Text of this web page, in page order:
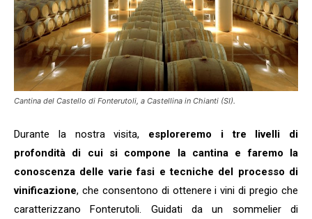
Cantina del Castello di Fonterutoli, a Castellina in Chianti (SI).
Durante la nostra visita, esploreremo i tre livelli di
profondità di cui si compone la cantina e faremo la
conoscenza delle varie fasi e tecniche del processo di
vinificazione, che consentono di ottenere i vini di pregio che
caratterizzano Fonterutoli. Guidati da un sommelier di